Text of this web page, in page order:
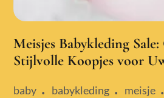
Meisjes Babykleding
Stijlvolle Koopjes voor
baby babykleding meisje